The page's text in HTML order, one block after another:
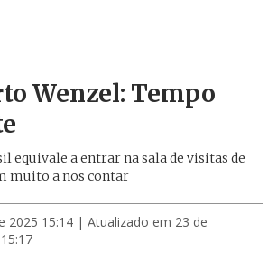
Wenzel: Tempo
equivale a entrar na sala de visitas de
muito a nos contar
2025 15:14 | Atualizado em 23 de